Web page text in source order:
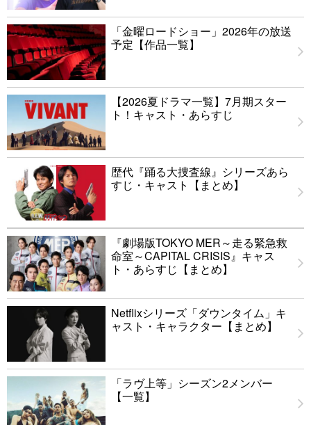
「金曜ロードショー」2026年の放送
予定【作品一覧】
【2026夏ドラマ一覧】7月期スター
ト！キャスト・あらすじ
歴代『踊る大捜査線』シリーズあら
すじ・キャスト【まとめ】
『劇場版TOKYO MER～走る緊急救
命室～CAPITAL CRISIS』キャス
ト・あらすじ【まとめ】
Netflixシリーズ「ダウンタイム」キ
ャスト・キャラクター【まとめ】
「ラヴ上等」シーズン2メンバー
【一覧】